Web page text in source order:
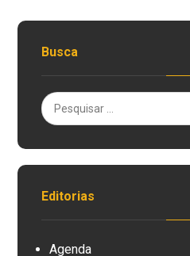
Busca
Editorias
Agenda